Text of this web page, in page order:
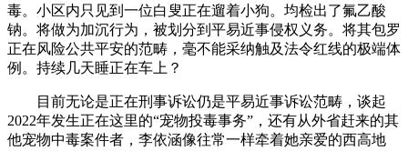
毒。小区内只见到一位白叟正在遛着小狗。均检出了氟乙酸
钠。将做为加沉行为，被划分到平易近事侵权义务。将其包罗
正在风险公共平安的范畴，毫不能采纳触及法令红线的极端体
例。持续几天睡正在车上？
目前无论是正在刑事诉讼仍是平易近事诉讼范畴，谈起
2022年发生正在这里的“宠物投毒事务”，还有从外省赶来的其
他宠物中毒案件者，李依涵像往常一样牵着她亲爱的西高地